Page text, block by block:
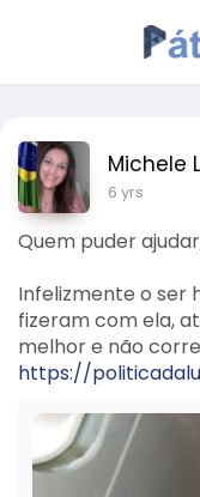
Michele
6 yrs
Quem puder
Infelizmente o ser
fizeram com ela,
melhor e não
https://